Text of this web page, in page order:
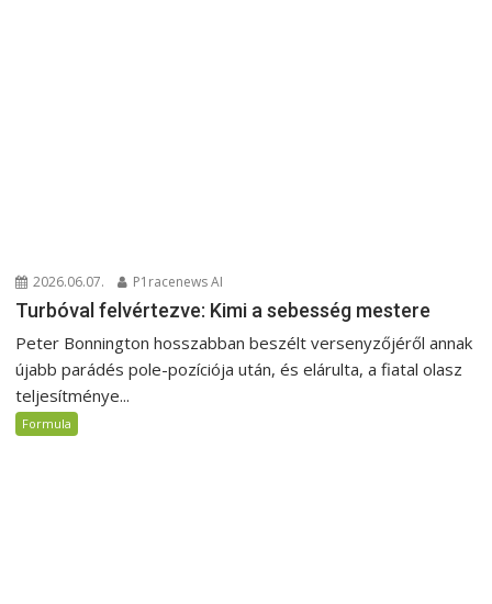
2026.06.07. P1racenews AI
Turbóval felvértezve: Kimi a sebesség mestere
Peter Bonnington hosszabban beszélt versenyzőjéről annak
újabb parádés pole-pozíciója után, és elárulta, a fiatal olasz
teljesítménye...
Formula